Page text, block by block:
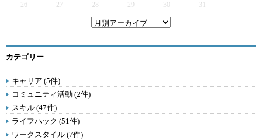
26
27 28 29 30 31
カテゴリー
キャリア (5件)
コミュニティ活動 (2件)
スキル (47件)
ライフハック (51件)
ワークスタイル (7件)